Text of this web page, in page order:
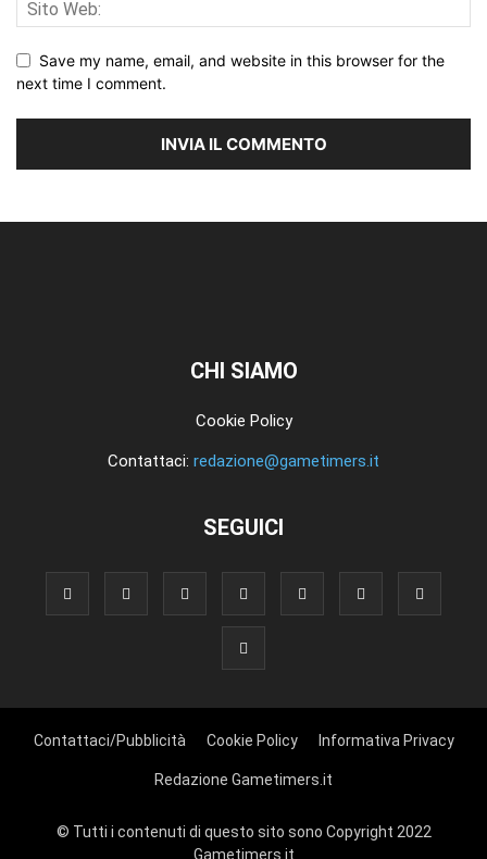
Save my name, email, and website in this browser for the
next time I comment.
CHI SIAMO
Cookie Policy
Contattaci: redazione@gametimers.it
SEGUICI
Contattaci/Pubblicità Cookie Policy Informativa Privacy
Redazione Gametimers.it
© Tutti i contenuti di questo sito sono Copyright 2022
Gametimers.it